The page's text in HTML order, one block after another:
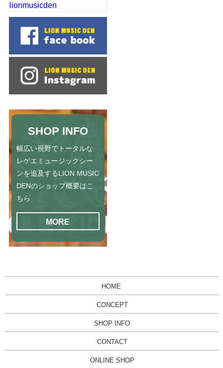
lionmusicden
SHOP INFO
幅広い視野でトータルな
レゲエミュージックシー
ンを追及するLION MUSIC
DENのショップ概要はこ
ちら
MORE
HOME
CONCEPT
SHOP INFO
CONTACT
ONLINE SHOP